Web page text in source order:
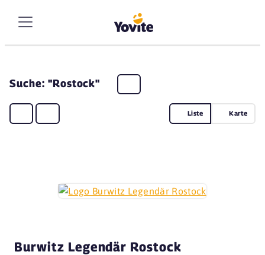
Suche: "Rostock"
Liste Karte
Burwitz Legendär Rostock